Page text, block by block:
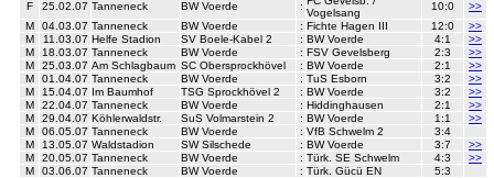
F
25.02.07 Tanneneck BW Voerde :
Vogelsang
10:0
>>
M
04.03.07 Tanneneck BW Voerde : Fichte Hagen III 12:0
>>
M
11.03.07 Helfe Stadion SV Boele-Kabel 2 : BW Voerde 4:1
>>
M
18.03.07 Tanneneck BW Voerde : FSV Gevelsberg 2:3
>>
M
25.03.07 Am Schlagbaum SC Obersprockhövel : BW Voerde 2:1
>>
M
01.04.07 Tanneneck BW Voerde : TuS Esborn 3:2
>>
M
15.04.07 Im Baumhof TSG Sprockhövel 2 : BW Voerde 3:2
>>
M
22.04.07 Tanneneck BW Voerde : Hiddinghausen 2:1
>>
M
29.04.07 Köhlerwaldstr. SuS Volmarstein 2 : BW Voerde 1:1
>>
M
06.05.07 Tanneneck BW Voerde : VfB Schwelm 2
3:4
M
13.05.07 Waldstadion SW Silschede : BW Voerde 3:7
>>
M
20.05.07 Tanneneck BW Voerde : Türk. SE Schwelm 4:3
>>
M
03.06.07 Tanneneck BW Voerde : Türk. Gücü EN
5:3